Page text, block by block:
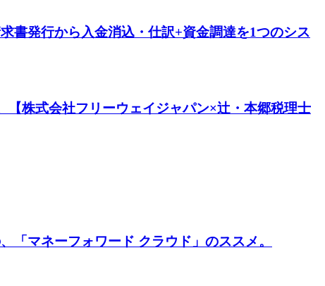
書発行から入金消込・仕訳+資金調達を1つのシス
株式会社フリーウェイジャパン×辻・本郷税理士
「マネーフォワード クラウド」のススメ。